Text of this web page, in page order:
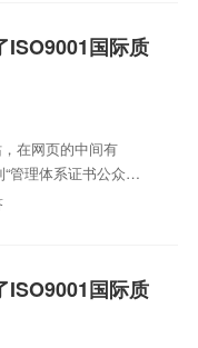
ISO9001国际质
在网页的中间有
“管理体系证书公众查
，再输入验证码，
ISO9001国际质